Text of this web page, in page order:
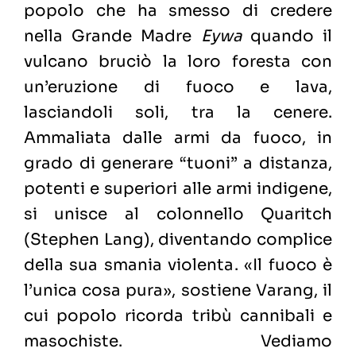
popolo che ha smesso di credere
nella Grande Madre Eywaquando il
vulcano bruciò la loro foresta con
un’eruzione di fuoco e lava,
lasciandoli soli, tra la cenere.
Ammaliata dalle armi da fuoco, in
grado di generare “tuoni” a distanza,
potenti e superiori alle armi indigene,
si unisce al colonnello Quaritch
(Stephen Lang), diventando complice
della sua smania violenta. «Il fuoco è
l’unica cosa pura», sostiene Varang, il
cui popolo ricorda tribù cannibali e
masochiste. Vediamo